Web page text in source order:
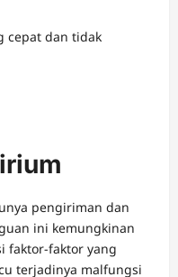
cepat dan tidak
pengiriman dan
ini kemungkinan
faktor-faktor yang
terjadinya malfungsi